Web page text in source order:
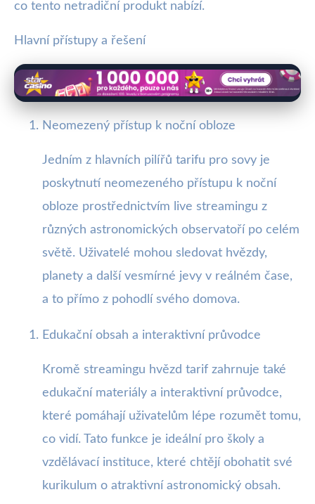
co tento netradiční produkt nabízí.
Hlavní přístupy a řešení
Neomezený přístup k noční obloze
Jedním z hlavních pilířů tarifu pro sovy je
poskytnutí neomezeného přístupu k noční
obloze prostřednictvím live streamingu z
různých astronomických observatoří po celém
světě. Uživatelé mohou sledovat hvězdy,
planety a další vesmírné jevy v reálném čase,
a to přímo z pohodlí svého domova.
Edukační obsah a interaktivní průvodce
Kromě streamingu hvězd tarif zahrnuje také
edukační materiály a interaktivní průvodce,
které pomáhají uživatelům lépe rozumět tomu,
co vidí. Tato funkce je ideální pro školy a
vzdělávací instituce, které chtějí obohatit své
kurikulum o atraktivní astronomický obsah.